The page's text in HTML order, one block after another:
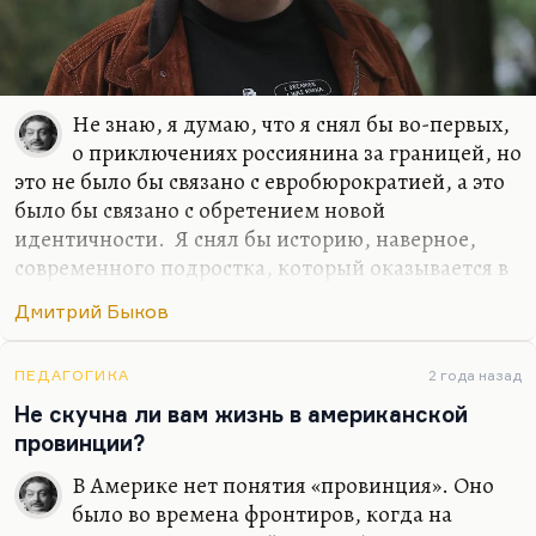
Не знаю, я думаю, что я снял бы во-первых,
о приключениях россиянина за границей, но
это не было бы связано с евробюрократией, а это
было бы связано с обретением новой
идентичности. Я снял бы историю, наверное,
современного подростка, который оказывается в
отвоевать себе место. И я, наверное, снял бы
сожалению, любовных историй в современной
России в современном кино. Понимаете, всех
ведь обычно занимает история гендерной
идентичности, которая, по-моему, совсем
неинтересна. Людей занимает проблема как
совместить, условно говоря, секс и отношения.
Дмитрий Быков
ПЕДАГОГИКА 2 года назад
Не скучна ли вам жизнь в американской
провинции?
В Америке нет понятия «провинция». Оно
было во времена фронтиров, когда на